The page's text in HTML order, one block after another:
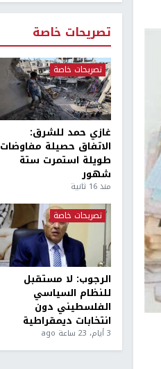
تصريحات خاصة
تصريحات خاصة
غازي حمد للشرق:
الاتفاق حصيلة مفاوضات
طويلة استمرت ستة
شهور
منذ 16 ثانية
تصريحات خاصة
الرجوب: لا مستقبل
للنظام السياسي
الفلسطيني دون
انتخابات ديمقراطية
3 أيام، 23 ساعة ago